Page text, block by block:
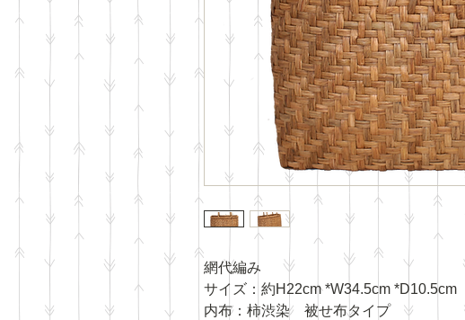
網代編み
サイズ：約H22cm *W34.5cm *D10.5cm
内布：柿渋染 被せ布タイプ